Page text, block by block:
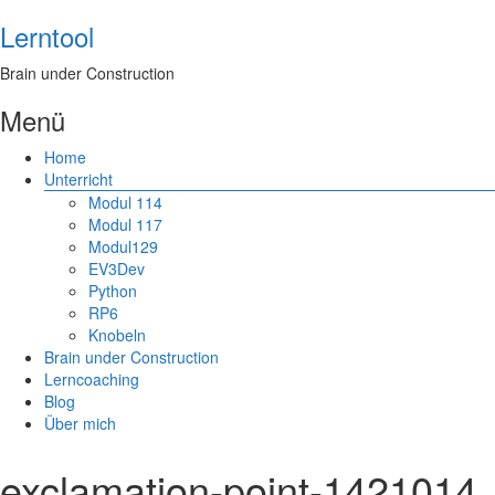
Lerntool
Brain under Construction
Menü
Home
Unterricht
Modul 114
Modul 117
Modul129
EV3Dev
Python
RP6
Knobeln
Brain under Construction
Lerncoaching
Blog
Über mich